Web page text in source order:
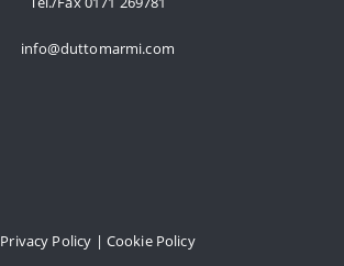
info@duttomarmi.com
Privacy Policy | Cookie Policy